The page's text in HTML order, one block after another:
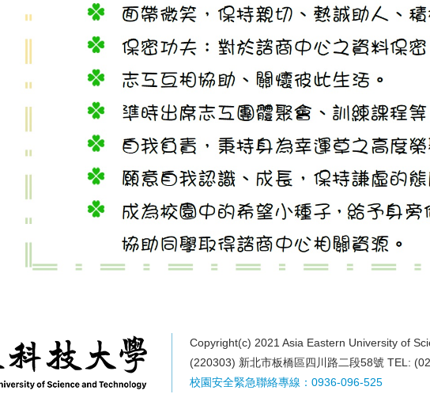
Copyright(c) 2021 Asia Eastern University of
(220303) 新北市板橋區四川路二段58號 TEL:
校園安全緊急聯絡專線：0936-096-525